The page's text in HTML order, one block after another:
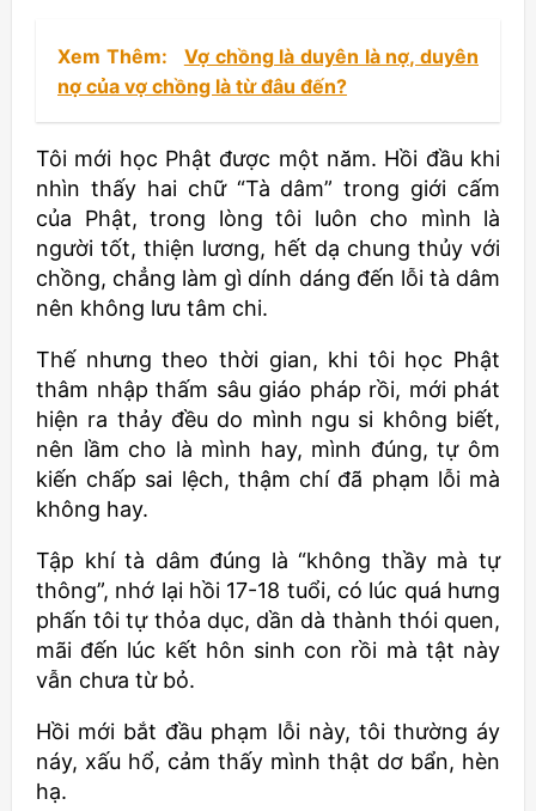
Xem Thêm:
Vợ chồng là duyên là nợ, duyên
nợ của vợ chồng là từ đâu đến?
Tôi mới học Phật được một năm. Hồi đầu khi
nhìn thấy hai chữ “Tà dâm” trong giới cấm
của Phật, trong lòng tôi luôn cho mình là
người tốt, thiện lương, hết dạ chung thủy với
chồng, chẳng làm gì dính dáng đến lỗi tà dâm
nên không lưu tâm chi.
Thế nhưng theo thời gian, khi tôi học Phật
thâm nhập thấm sâu giáo pháp rồi, mới phát
hiện ra thảy đều do mình ngu si không biết,
nên lầm cho là mình hay, mình đúng, tự ôm
kiến chấp sai lệch, thậm chí đã phạm lỗi mà
không hay.
Tập khí tà dâm đúng là “không thầy mà tự
thông”, nhớ lại hồi 17-18 tuổi, có lúc quá hưng
phấn tôi tự thỏa dục, dần dà thành thói quen,
mãi đến lúc kết hôn sinh con rồi mà tật này
vẫn chưa từ bỏ.
Hồi mới bắt đầu phạm lỗi này, tôi thường áy
náy, xấu hổ, cảm thấy mình thật dơ bẩn, hèn
hạ.